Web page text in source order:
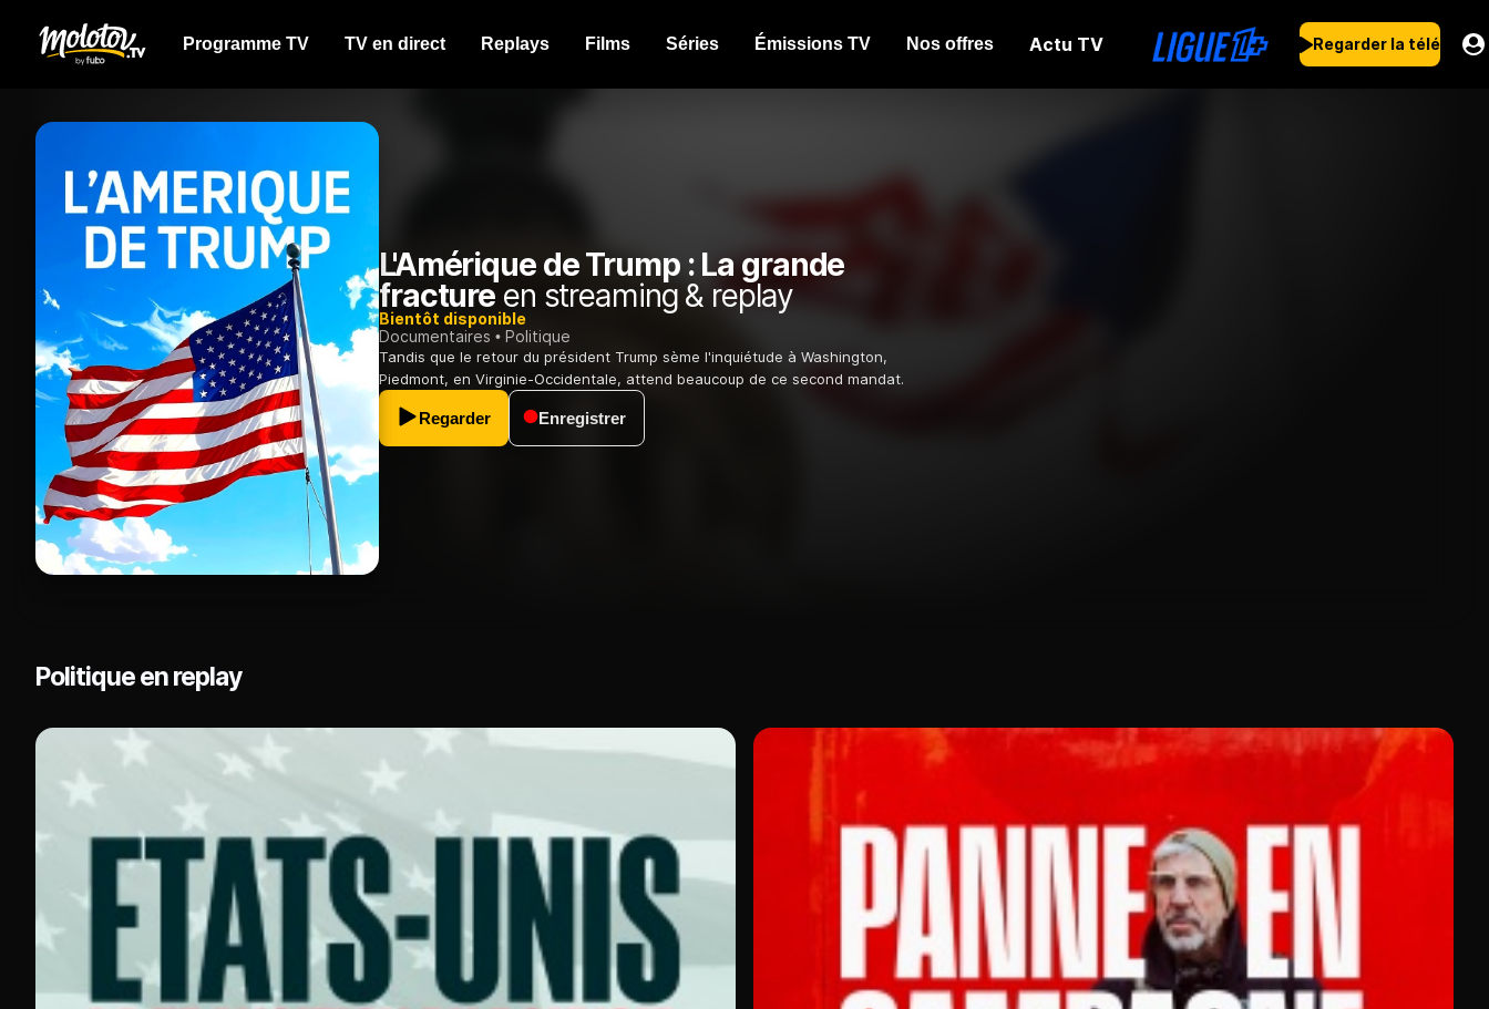
Programme TV TV en direct Replays Films Séries Émissions TV Nos offres Actu TV Regarder la télé
L'Amérique de Trump : La grande
fracture en streaming & replay
Bientôt disponible
Documentaires
Politique
Tandis que le retour du président Trump sème l'inquiétude à Washington,
Piedmont, en Virginie-Occidentale, attend beaucoup de ce second mandat.
Regarder Enregistrer
Politique en replay